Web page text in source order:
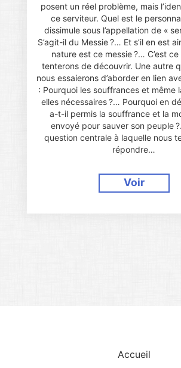
posent un réel problème, mais
ce serviteur. Quel est le
dissimule sous l’appellation de «
S’agit-il du Messie ?… Et s’il en est
nature est ce messie ?… C’est
tenterons de découvrir. Une autre
nous essaierons d’aborder en lien
: Pourquoi les souffrances et même
elles nécessaires ?… Pourquoi en
a-t-il permis la souffrance et la
envoyé pour sauver son peuple
question centrale à laquelle nous
répondre…
Voir
Accueil